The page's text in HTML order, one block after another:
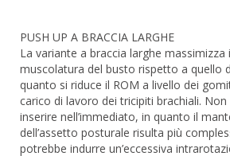
PUSH UP A BRACCIA LARGHE
La variante a braccia larghe massimizza
muscolatura del busto rispetto a quello
quanto si riduce il ROM a livello dei
carico di lavoro dei tricipiti brachiali.
inserire nell’immediato, in quanto il
dell’assetto posturale risulta più
potrebbe indurre un’eccessiva